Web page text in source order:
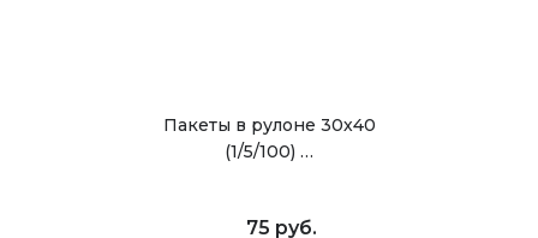
Пакеты в рулоне 30х40
(1/5/100) …
75 руб.